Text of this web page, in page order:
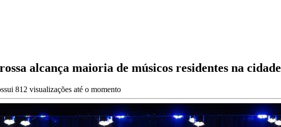
alcança maioria de músicos residentes na cidade
812 visualizações até o momento